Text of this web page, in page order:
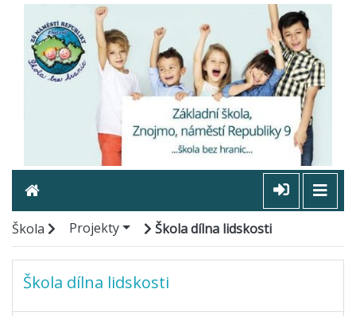
Škola Projekty Škola dílna lidskosti
Škola dílna lidskosti